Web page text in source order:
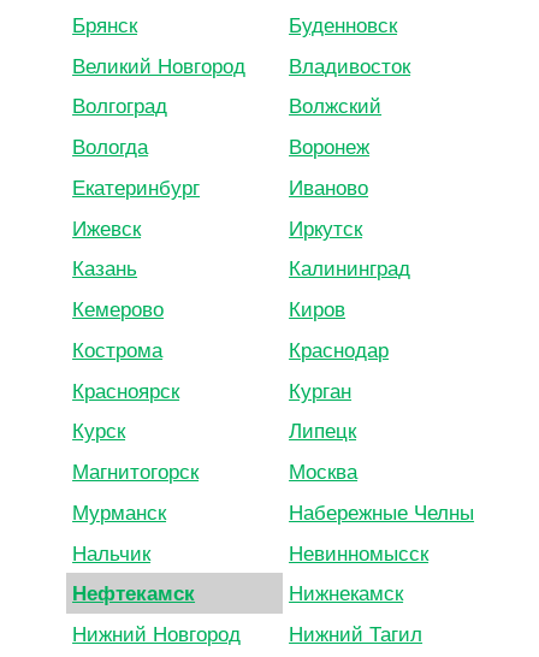
Брянск
Буденновск
Великий Новгород
Владивосток
Волгоград
Волжский
Вологда
Воронеж
Екатеринбург
Иваново
Ижевск
Иркутск
Казань
Калининград
Кемерово
Киров
Кострома
Краснодар
Красноярск
Курган
Курск
Липецк
Магнитогорск
Москва
Мурманск
Набережные Челны
Нальчик
Невинномысск
Нефтекамск
Нижнекамск
Нижний Новгород
Нижний Тагил